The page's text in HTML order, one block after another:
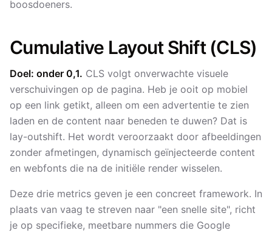
boosdoeners.
Cumulative Layout Shift (CLS)
Doel: onder 0,1. CLS volgt onverwachte visuele
verschuivingen op de pagina. Heb je ooit op mobiel
op een link getikt, alleen om een advertentie te zien
laden en de content naar beneden te duwen? Dat is
lay-outshift. Het wordt veroorzaakt door afbeeldingen
zonder afmetingen, dynamisch geïnjecteerde content
en webfonts die na de initiële render wisselen.
Deze drie metrics geven je een concreet framework. In
plaats van vaag te streven naar "een snelle site", richt
je op specifieke, meetbare nummers die Google